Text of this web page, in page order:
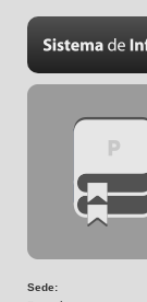
Sede: